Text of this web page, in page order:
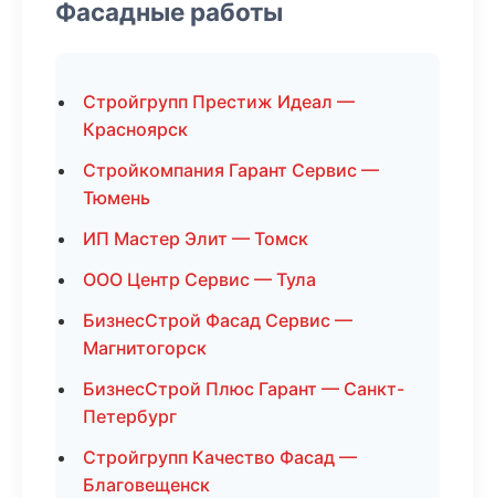
Фасадные работы
Стройгрупп Престиж Идеал —
Красноярск
Стройкомпания Гарант Сервис —
Тюмень
ИП Мастер Элит — Томск
ООО Центр Сервис — Тула
БизнесСтрой Фасад Сервис —
Магнитогорск
БизнесСтрой Плюс Гарант — Санкт-
Петербург
Стройгрупп Качество Фасад —
Благовещенск